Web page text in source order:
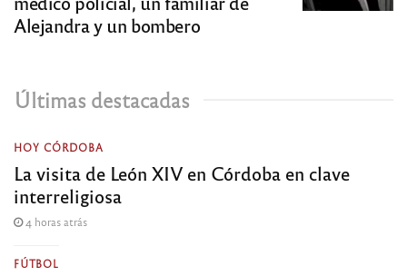
Alejandra y un bombero
Últimas destacadas
HOY CÓRDOBA
La visita de León XIV en Córdoba en clave
interreligiosa
4 horas atrás
FÚTBOL